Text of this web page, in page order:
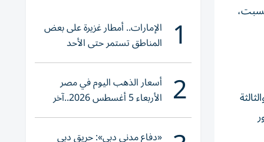
والثالثة
1 الإمارات.. أمطار غزيرة على بعض
المناطق تستمر حتى الأحد
2 أسعار الذهب اليوم في مصر
الأربعاء 5 أغسطس 2026..آخر
تحديث لعيار 21
«دفاع مدني دبي»: حريق دبي